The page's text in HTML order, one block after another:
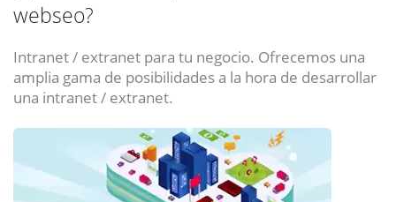
webseo?
Intranet / extranet para tu negocio. Ofrecemos una
amplia gama de posibilidades a la hora de desarrollar
una intranet / extranet.